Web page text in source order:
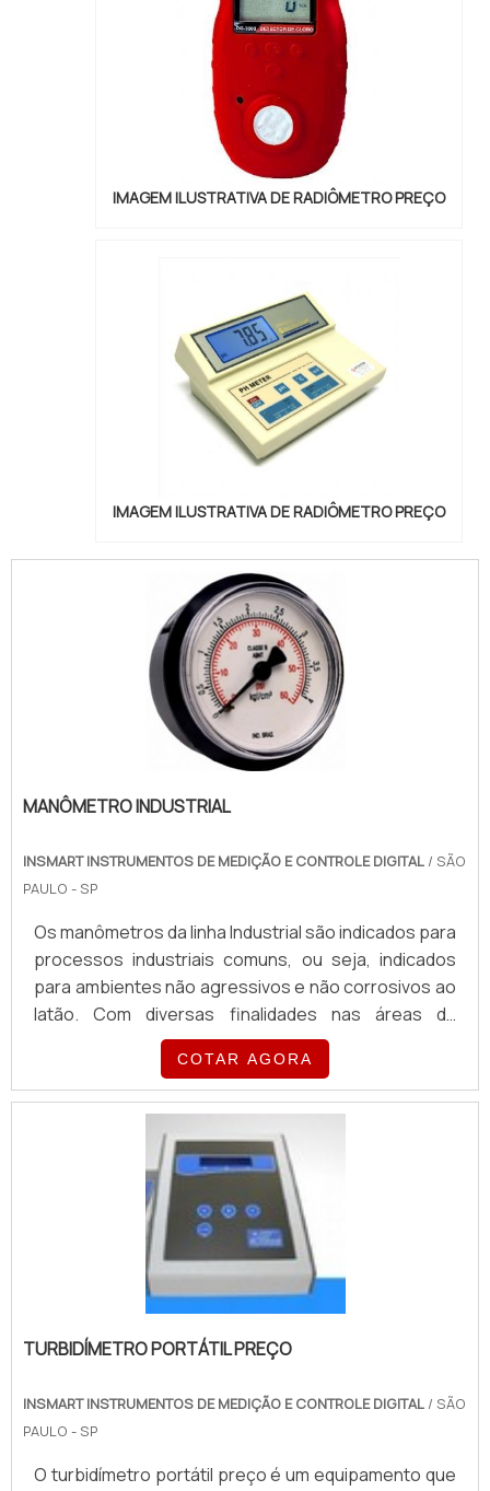
IMAGEM ILUSTRATIVA DE RADIÔMETRO PREÇO
IMAGEM ILUSTRATIVA DE RADIÔMETRO PREÇO
MANÔMETRO INDUSTRIAL
INSMART INSTRUMENTOS DE MEDIÇÃO E CONTROLE DIGITAL / SÃO
PAULO - SP
Os manômetros da linha Industrial são indicados para
processos industriais comuns, ou seja, indicados
para ambientes não agressivos e não corrosivos ao
latão. Com diversas finalidades nas áreas da
indústria de equipamentos, máquinas, manutenção
industrial, montagens de válvulas, reguladores, mini-
filtros, irrigação, válvulas pneumáticas entre várias
os manômetros e vacuometros industriais possuem
ótima precisão além do baixo custo e fácil
instalação. Podem seguir opcionalmente com
glicerina, selos separadores e certificado RBC..
COTAR AGORA
TURBIDÍMETRO PORTÁTIL PREÇO
INSMART INSTRUMENTOS DE MEDIÇÃO E CONTROLE DIGITAL / SÃO
PAULO - SP
O turbidímetro portátil preço é um equipamento que